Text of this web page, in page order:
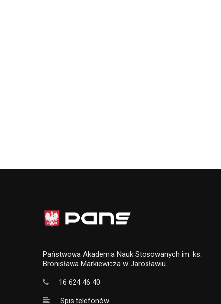
Państwowa Akademia Nauk Stosowanych im. ks.
Bronisława Markiewicza w Jarosławiu
16 624 46 40
Spis telefonów